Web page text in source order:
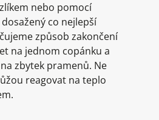
nebo pomocí
co nejlepší
způsob zakončení
na jednom copánku a
zbytek pramenů. Ne
reagovat na teplo